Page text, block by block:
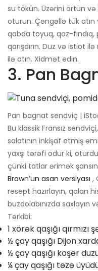
su tökün. Üzərini örtün
oturun. Çəngəllə tük
qabda toyuq, qoz-
qarışdırın. Duz və istiot
ilə atın. Xidmət edin.
3. Pan
Pan bagnat sendviç |
Bu klassik Fransız
salatının inkişaf etmiş
yaxşı tərəfi odur ki,
çünki tatlar ərimək
Brown’un ​​asan versiyası ,
resept hazırlayın, qalan
buzdolabınızda
Tərkibi:
1 xörək qaşığı qırmızı
½ çay qaşığı Dijon
½ çay qaşığı koşer
¼ çay qaşığı təzə